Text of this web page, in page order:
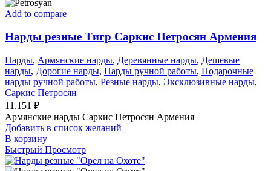
Add to compare
Нарды резные Тигр Саркис Петросян Армения
Нарды, Армянские нарды, Деревянные нарды, Дешевые
нарды, Дорогие нарды, Нарды ручной работы, Подарочные
нарды ручной работы, Резные нарды, Эксклюзивные нарды,
Саркис Петросян
11.151 ₽
Армянские нарды Саркис Петросян Армения
Добавить в список желаний
В корзину
Быстрый Просмотр